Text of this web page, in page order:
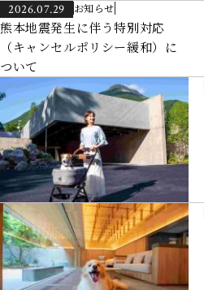
2026.07.29 お知らせ
熊本地震発生に伴う特別対応
（キャンセルポリシー緩和）に
ついて